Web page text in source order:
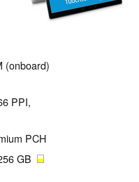
(onboard)
PPI,
PCH
GB